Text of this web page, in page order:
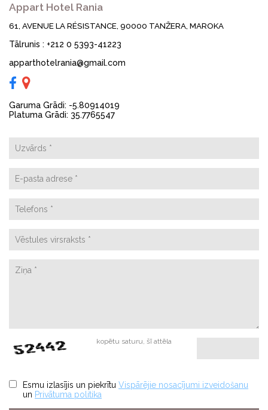
Appart Hotel Rania
61, AVENUE LA RÉSISTANCE, 90000 TANŽERA, MAROKA
Tālrunis : +212 0 5393-41223
apparthotelrania@gmail.com
Garuma Grādi: -5.80914019
Platuma Grādi: 35.7765547
kopētu saturu, šī attēla
Esmu izlasījis un piekrītu Vispārējie nosacījumi izveidošanu
un Privātuma politika